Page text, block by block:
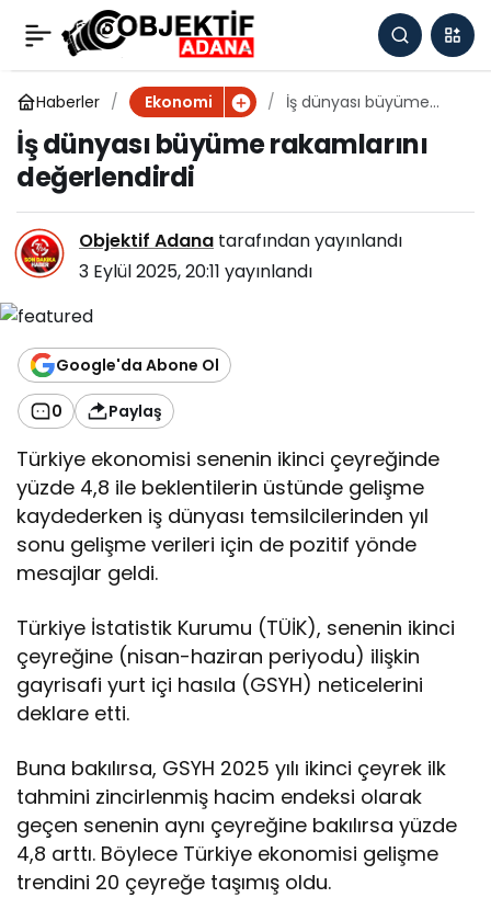
Haberler Ekonomi
İş dünyası büyüme
değerlendirdi
İş dünyası büyüme rakamlarını
değerlendirdi
Objektif Adana tarafından yayınlandı
3 Eylül 2025, 20:11 yayınlandı
Google'da Abone Ol
0 Paylaş
Türkiye ekonomisi senenin ikinci çeyreğinde
yüzde 4,8 ile beklentilerin üstünde gelişme
kaydederken iş dünyası temsilcilerinden yıl
sonu gelişme verileri için de pozitif yönde
mesajlar geldi.
Türkiye İstatistik Kurumu (TÜİK), senenin ikinci
çeyreğine (nisan-haziran periyodu) ilişkin
gayrisafi yurt içi hasıla (GSYH) neticelerini
deklare etti.
Buna bakılırsa, GSYH 2025 yılı ikinci çeyrek ilk
tahmini zincirlenmiş hacim endeksi olarak
geçen senenin aynı çeyreğine bakılırsa yüzde
4,8 arttı. Böylece Türkiye ekonomisi gelişme
trendini 20 çeyreğe taşımış oldu.
İş dünyası büyüme
rakamlarını
değerlendirdi